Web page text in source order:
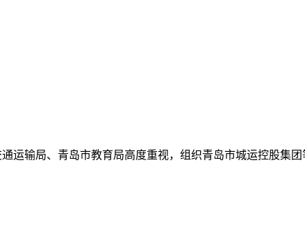
运输局、青岛市教育局高度重视，组织青岛市城运控股集团